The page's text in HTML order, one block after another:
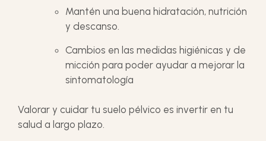
Mantén una buena hidratación, nutrición
y descanso.
Cambios en las medidas higiénicas y de
micción para poder ayudar a mejorar la
sintomatología
Valorar y cuidar tu suelo pélvico es invertir en tu
salud a largo plazo.